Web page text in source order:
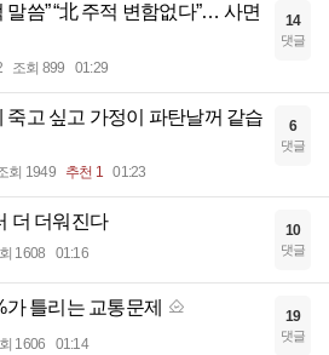
말씀” “北 주적 변함없다”… 사면
조회 899 01:29
14
댓글
죽고 싶고 가정이 파탄날꺼 같습
회 1949 추천 1 01:23
6
댓글
더 더워진다
1608 01:16
10
댓글
가 틀리는 교통문제
1606 01:14
19
댓글